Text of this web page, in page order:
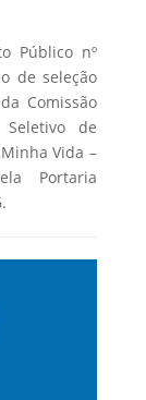
Público nº
de seleção
Comissão
de
Vida –
Portaria